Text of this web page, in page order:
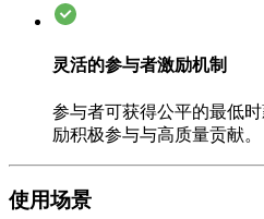
灵活的参与者激励机制
参与者可获得公平的最低
励积极参与与高质量贡献。
使用场景